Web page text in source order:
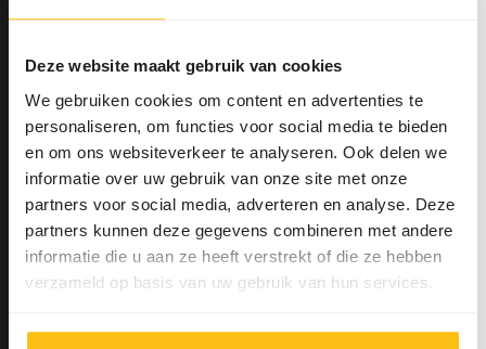
Deze website maakt gebruik van cookies
We gebruiken cookies om content en advertenties te
personaliseren, om functies voor social media te bieden
en om ons websiteverkeer te analyseren. Ook delen we
informatie over uw gebruik van onze site met onze
partners voor social media, adverteren en analyse. Deze
partners kunnen deze gegevens combineren met andere
informatie die u aan ze heeft verstrekt of die ze hebben
verzameld op basis van uw gebruik van hun services.
bedrijfsimago naar een veel hoger niveau.
Neem
contact
op met Ha! voor meer
informatie.
Meld je nu aan voor de